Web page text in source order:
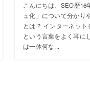
こんにちは、SEO歴
ュ化」について分かり
とは？ インターネット
という言葉をよく耳に
は一体何な...